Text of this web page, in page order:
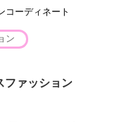
コーディネート
ン
ファッション